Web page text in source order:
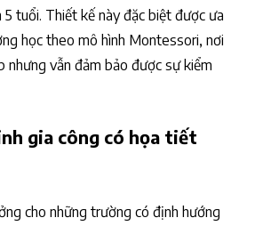
tuổi. Thiết kế này đặc biệt được ưa
học theo mô hình Montessori, nơi
nhưng vẫn đảm bảo được sự kiểm
gia công có họa tiết
cho những trường có định hướng